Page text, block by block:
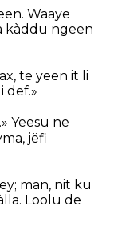
Waaye
kàddu ngeen
te yeen it li
def.»
Yeesu ne
jëfi
man, nit ku
Loolu de